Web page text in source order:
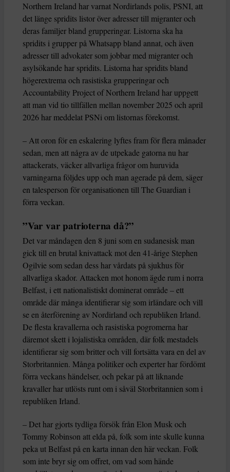
Northern Ireland har varnat Nordirlands polis, PSNI, att
det länge spridits listor över adresser till migranter och
deras familjer bland grupperingar. Listorna ska ha
spridits i grupper på Whatsapp bland annat, och även
adresser till advokater som jobbar med migranter och
asylsökande har spridits. Listorna har spridits bland
högerextrema och rasistiska grupperingar och
Accountability Project of Northern Ireland har uppgett
att man vid tio tillfällen mellan november 2025 och april
2026 har meddelat PSNi om listornas förekomst.
– Att oron för en eskalering lyftes fram för flera månader
sedan, men att några av de utpekade gatorna nu har
attackerats, väcker allvarliga frågor om huruvida
varningarna följdes upp och man agerade på dem, säger
en talesperson för organisationen till The Guardian i
förra veckan.
”Var var patrioterna då?”
Det var måndagen den 8 juni som en sudanesisk man
gick till en brutal knivattack mot den 41-årige Stephen
Ogilvie som sedan dess har vårdats på sjukhus för
allvarliga skador. Attacken mot honom ägde rum i norra
Belfast, i ett nationalistiskt dominerat område – ett
område där många identifierar sig som irländare och vill
se en återförening av Nordirland och republiken Irland.
De flesta kravallerna och rasistiska pogromerna har
däremot skett i lojalistiska områden, där folk mestadels
identifierar sig som britter och vill fortsätta vara en del av
Storbritannien. Många politiker och experter har fördömt
förra veckans händelser, och pekar på att liknande
kravaller har utlösts runt om i såväl Storbritannien som i
republiken Irland.
– Det har gjorts tydliga försök från Elon Musk och
Tommy Robinson att elda på, folk som inte skulle kunna
peka ut Belfast på en karta innan den här veckan. Folk
som inte bryr sig om offret, om vad som hände